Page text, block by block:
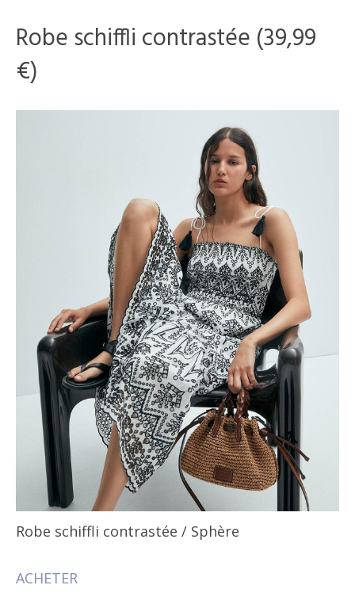
Robe schiffli contrastée (39,99
€)
Robe schiffli contrastée / Sphère
ACHETER